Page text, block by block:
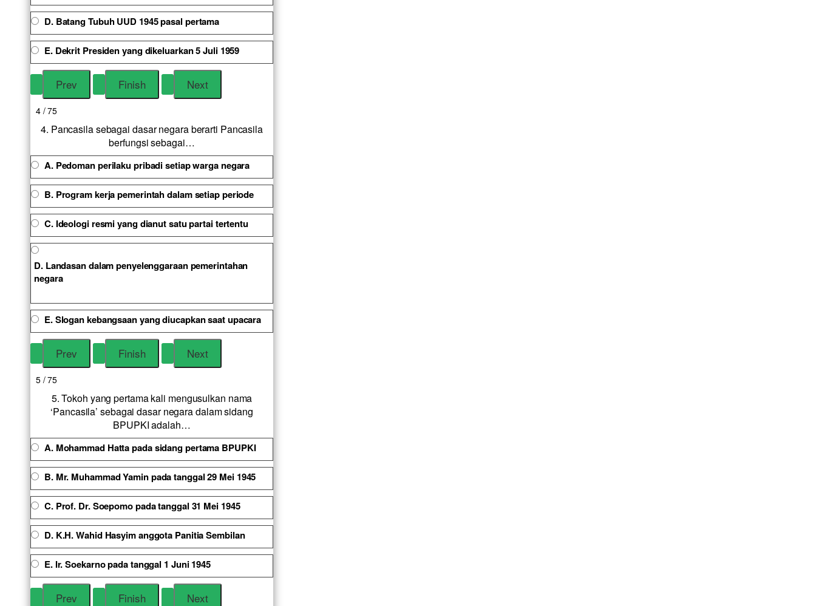
D. Batang Tubuh UUD 1945 pasal pertama
E. Dekrit Presiden yang dikeluarkan 5 Juli 1959
4 / 75
4. Pancasila sebagai dasar negara berarti Pancasila
berfungsi sebagai…
A. Pedoman perilaku pribadi setiap warga negara
B. Program kerja pemerintah dalam setiap periode
C. Ideologi resmi yang dianut satu partai tertentu
D. Landasan dalam penyelenggaraan pemerintahan
negara
E. Slogan kebangsaan yang diucapkan saat upacara
5 / 75
5. Tokoh yang pertama kali mengusulkan nama
‘Pancasila’ sebagai dasar negara dalam sidang
BPUPKI adalah…
A. Mohammad Hatta pada sidang pertama BPUPKI
B. Mr. Muhammad Yamin pada tanggal 29 Mei 1945
C. Prof. Dr. Soepomo pada tanggal 31 Mei 1945
D. K.H. Wahid Hasyim anggota Panitia Sembilan
E. Ir. Soekarno pada tanggal 1 Juni 1945